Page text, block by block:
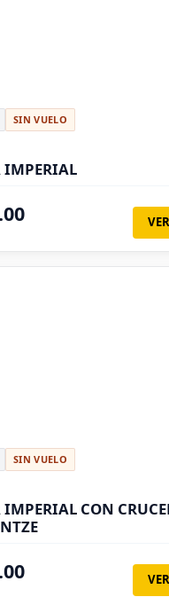
SIN VUELO
SIN VUELO
CON